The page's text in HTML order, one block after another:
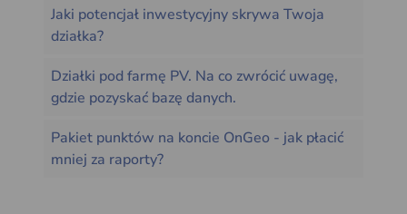
Jaki potencjał inwestycyjny skrywa Twoja
działka?
Działki pod farmę PV. Na co zwrócić uwagę,
gdzie pozyskać bazę danych.
Pakiet punktów na koncie OnGeo - jak płacić
mniej za raporty?